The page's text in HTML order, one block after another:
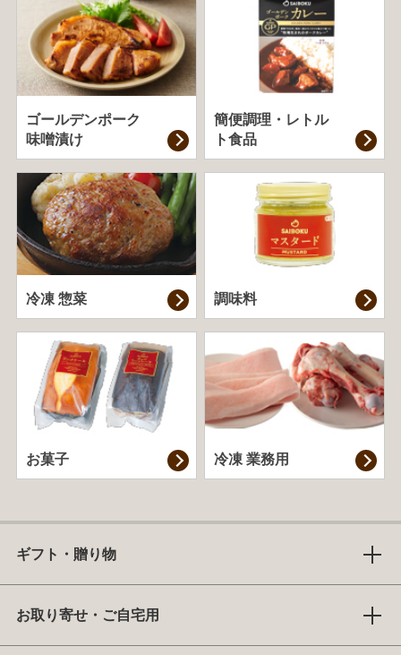
ゴールデンポーク
味噌漬け
簡便調理・ レトル
ト食品
冷凍 惣菜 調味料
お菓子 冷凍 業務用
ギフト・贈り物
お取り寄せ・ご自宅用